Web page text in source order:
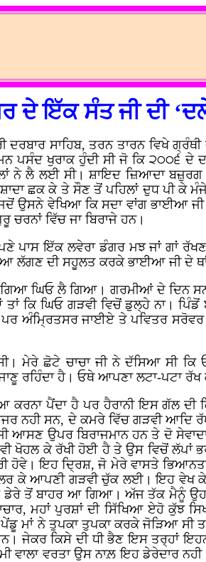
ਦੇ ਇੱਕ ਸੰਤ ਜੀ ਦੀ
ਸਾਹਿਬ, ਤਰਨ ਤਾਰਨ ਵਿਖੇ ਗ੍ਰੰਥੀ
ਪਸੰਦ ਖੁਰਾਕ ਹੁੰਦੀ ਸੀ ਜੋ ਕਿ ੨੦੦੬
ਨੇ ਲੈ ਲਈ ਸੀ। ਸ਼ਾਇਦ ਜ਼ਿਆਦਾ
ਛਕ ਕੇ ਤੇ ਸੌਣ ਤੋਂ ਪਹਿਲਾਂ ਦੁਧ ਪੀ ਕੇ
ਉਸਨੇ ਵੇਖਿਆ ਕਿ ਸਦਾ ਵਾਂਗ ਭਾਈਆ
ਵਿੱਚ ਜਾ ਬਿਰਾਜੇ ਹਨ।
ਪਾਸ ਇੱਕ ਲਵੇਰਾ ਡੰਗਰ ਮਝ ਜਾਂ ਗਾਂ
ਲੱਗਣ ਦੀ ਸਹੂਲਤ ਕਰਕੇ ਭਾਈਆ ਜੀ ਦੇ
ਗਿਆ ਘਿਓ ਲੈ ਗਿਆ। ਗਰਮੀਆਂ ਦੇ ਦਿਨ
ਕਿ ਘਿਓ ਗੜਵੀ ਵਿਚੋਂ ਡੁਲ੍ਹੇ ਨਾ।
ਅੰਮ੍ਰਿਤਸਰ ਜਾਈਏ ਤੇ ਪਵਿਤਰ ਸਰੋਵਰ
ਮੇਰੇ ਛੋਟੇ ਚਾਚਾ ਜੀ ਨੇ ਦੱਸਿਆ ਸੀ ਕਿ
ਰਹਿੰਦਾ ਹੈ। ਓਥੇ ਆਪਣਾ ਲਟਾ-ਪਟਾ
ਪੈਂਦਾ ਹੈ ਪਰ ਹੈਰਾਨੀ ਇਸ ਗੱਲ ਦੀ
ਨਹੀ ਸਨ, ਦੇ ਕਮਰੇ ਵਿੱਚ ਗੜਵੀ
ਉਪਰ ਬਿਰਾਜਮਾਨ ਹਨ ਤੇ ਦੋ
ਖੋਹਲ ਕੇ ਰੱਖੀ ਹੋਈ ਹੈ ਤੇ ਉਸ ਵਿਚੋਂ ਲੱਪਾਂ
ਹੋਵੇ। ਇਹ ਦ੍ਰਿਸ਼, ਜੋ ਮੇਰੇ ਵਾਸਤੇ
ਕੇ ਆਪਣੀ ਗੜਵੀ ਚੁੱਕ ਲਈ। ਇਹ ਵੇਖ
ਤੋਂ ਬਾਹਰ ਆ ਗਿਆ। ਅੱਜ ਤੱਕ ਮੈਨੂੰ ਉਹ
ਮਹਾਂ ਪੁਰਸ਼ਾਂ ਦੀ ਸਿੱਖਿਆ ਏਹੋ ਕੁੱਝ
ਪੇਂਡੂ ਮਾਂ ਨੇ ਤੁਪਕਾ ਤੁਪਕਾ ਕਰਕੇ ਜੋੜਿਆ
ਜੇਕਰ ਕਿਸੇ ਦੀ ਧੀ ਭੈਣ ਇਸ ਤਰ੍ਹਾਂ
ਵਾਲਾ ਵਰਤਾ ਉਸ ਨਾਲ਼ ਇਹ ਡੇਰੇਦਾਰ